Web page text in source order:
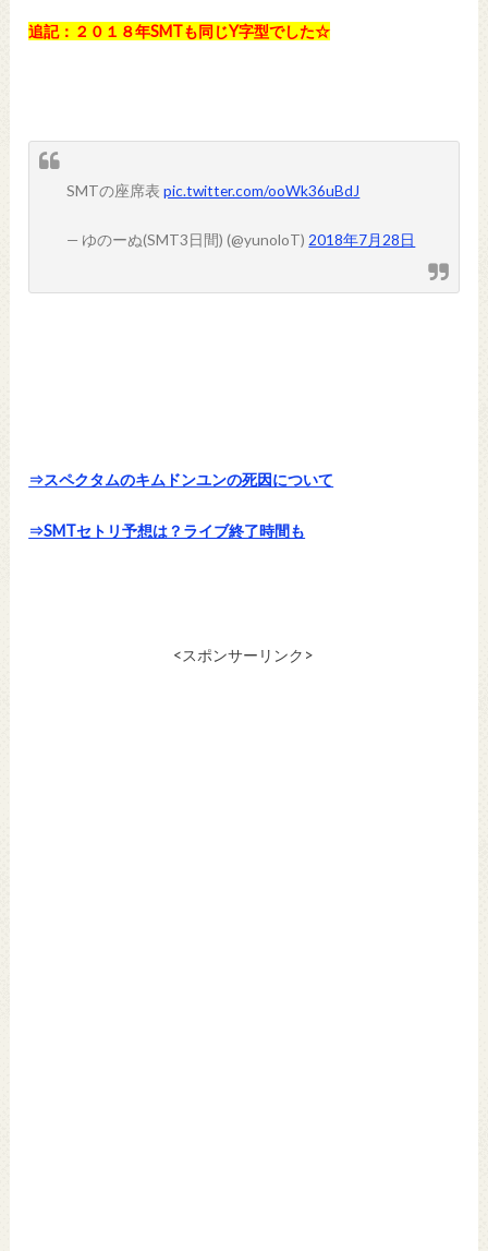
追記：２０１８年SMTも同じY字型でした☆
SMTの座席表pic.twitter.com/ooWk36uBdJ
— ゆのーぬ(SMT3日間) (@yunoloT) 2018年7月28日
⇒スペクタムのキムドンユンの死因について
⇒SMTセトリ予想は？ライブ終了時間も
<スポンサーリンク>